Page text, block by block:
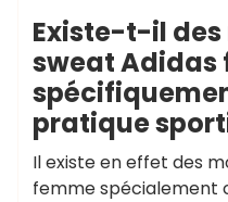
Existe-t-il des
sweat Adidas
pratique
Il existe en effet des
femme spécialement